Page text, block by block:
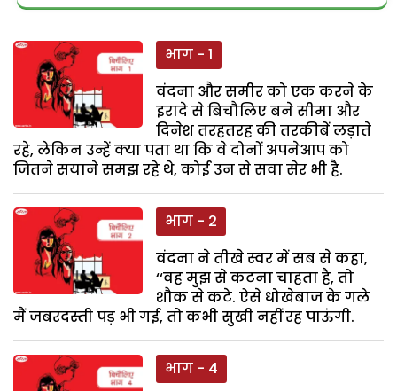
भाग - 1
वंदना और समीर को एक करने के
इरादे से बिचौलिए बने सीमा और
दिनेश तरहतरह की तरकीबें लड़ाते
रहे, लेकिन उन्हें क्या पता था कि वे दोनों अपनेआप को
जितने सयाने समझ रहे थे, कोई उन से सवा सेर भी है.
भाग - 2
वंदना ने तीखे स्वर में सब से कहा,
‘‘वह मुझ से कटना चाहता है, तो
शौक से कटे. ऐसे धोखेबाज के गले
मैं जबरदस्ती पड़ भी गई, तो कभी सुखी नहीं रह पाऊंगी.
भाग - 4